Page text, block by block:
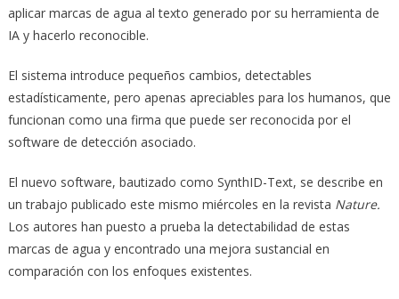
aplicar marcas de agua al texto generado por su herramienta de
IA y hacerlo reconocible.
El sistema introduce pequeños cambios, detectables
estadísticamente, pero apenas apreciables para los humanos, que
funcionan como una firma que puede ser reconocida por el
software de detección asociado.
El nuevo software, bautizado como SynthID-Text, se describe en
un trabajo publicado este mismo miércoles en la revista Nature.
Los autores han puesto a prueba la detectabilidad de estas
marcas de agua y encontrado una mejora sustancial en
comparación con los enfoques existentes.